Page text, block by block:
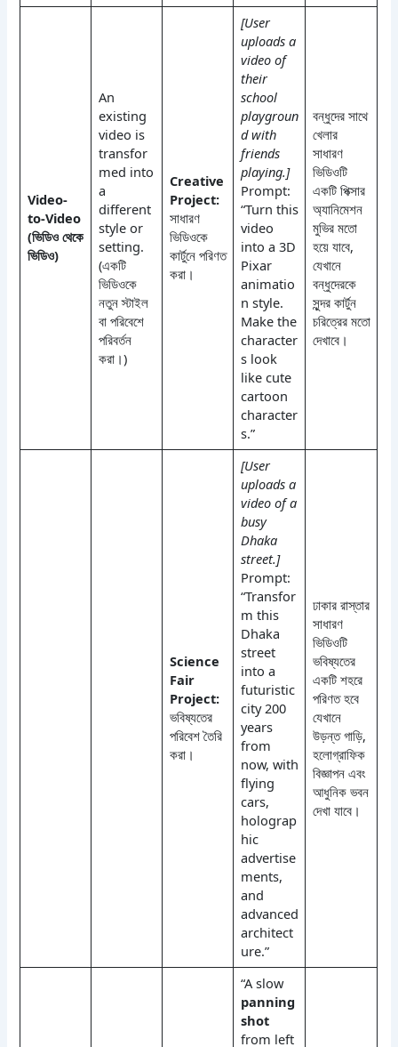
Video-
to-Video
(ভিডিও থেকে
ভিডিও)
An
existing
video is
transfor
med into
a
different
style or
setting.
(একটি
ভিডিওকে
নতুন স্টাইল
বা পরিবেশে
পরিবর্তন
করা।)
Creative
Project:
সাধারণ
ভিডিওকে
কার্টুনে পরিণত
করা।
[User
uploads a
video of
their
school
playgroun
d with
friends
playing.]
Prompt:
“Turn this
video
into a 3D
Pixar
animatio
n style.
Make the
character
s look
like cute
cartoon
character
s.”
বন্ধুদের সাথে
খেলার
সাধারণ
ভিডিওটি
একটি পিক্সার
অ্যানিমেশন
মুভির মতো
হয়ে যাবে,
যেখানে
বন্ধুদেরকে
সুন্দর কার্টুন
চরিত্রের মতো
দেখাবে।
Science
Fair
Project:
ভবিষ্যতের
পরিবেশ তৈরি
করা।
[User
uploads a
video of a
busy
Dhaka
street.]
Prompt:
“Transfor
m this
Dhaka
street
into a
futuristic
city 200
years
from
now, with
flying
cars,
holograp
hic
advertise
ments,
and
advanced
architect
ure.”
ঢাকার রাস্তার
সাধারণ
ভিডিওটি
ভবিষ্যতের
একটি শহরে
পরিণত হবে
যেখানে
উড়ন্ত গাড়ি,
হলোগ্রাফিক
বিজ্ঞাপন এবং
আধুনিক ভবন
দেখা যাবে।
“A slow
panning
shot
from left